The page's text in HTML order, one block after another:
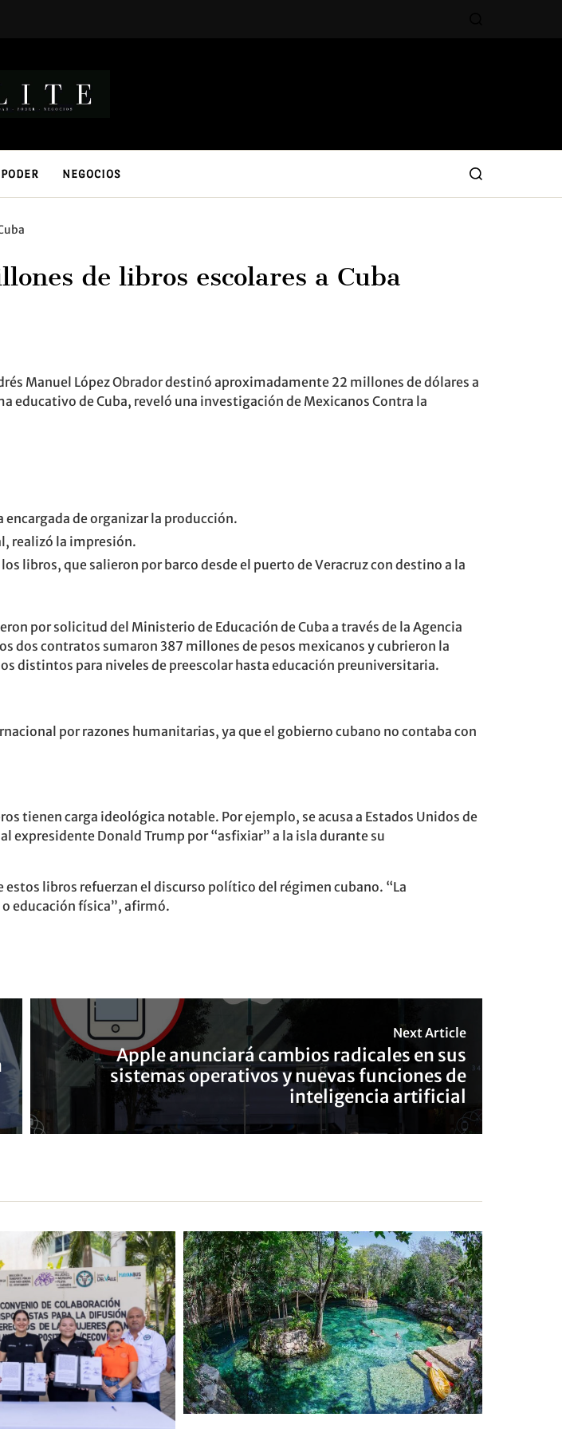
PODER NEGOCIOS
de libros escolares a Cuba
Manuel López Obrador destinó aproximadamente 22 millones de dólares a
educativo de Cuba, reveló una investigación de Mexicanos Contra la
encargada de organizar la producción.
realizó la impresión.
libros, que salieron por barco desde el puerto de Veracruz con destino a la
por solicitud del Ministerio de Educación de Cuba a través de la Agencia
dos contratos sumaron 387 millones de pesos mexicanos y cubrieron la
distintos para niveles de preescolar hasta educación preuniversitaria.
por razones humanitarias, ya que el gobierno cubano no contaba con
tienen carga ideológica notable. Por ejemplo, se acusa a Estados Unidos de
Donald Trump por “asfixiar” a la isla durante su
libros refuerzan el discurso político del régimen cubano. “La
educación física”, afirmó.
Next Article
Apple anunciará cambios radicales en sus
sistemas operativos y nuevas funciones de
inteligencia artificial